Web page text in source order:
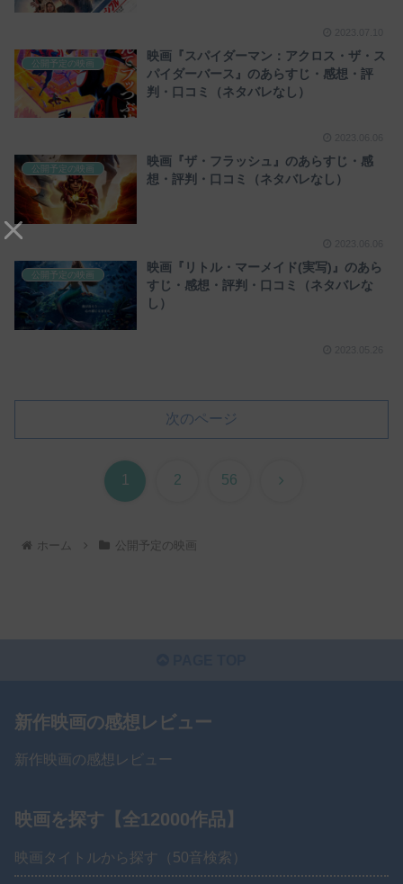
公開予定の映画
映画『スパイダーマン：アクロス・ザ・ス
パイダーバース』のあらすじ・感想・評
判・口コミ（ネタバレなし）
公開予定の映画
映画『ザ・フラッシュ』のあらすじ・感
想・評判・口コミ（ネタバレなし）
公開予定の映画
映画『リトル・マーメイド(実写)』のあら
すじ・感想・評判・口コミ（ネタバレな
し）
次のページ
1 2 56 次
ホーム 公開予定の映画
新作映画の感想レビュー
新作映画の感想レビュー
映画を探す【全12000作品】
映画タイトルから探す（50音検索）